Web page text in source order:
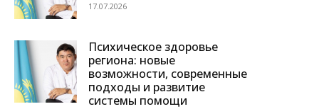
17.07.2026
Психическое здоровье
региона: новые
возможности, современные
подходы и развитие
системы помощи